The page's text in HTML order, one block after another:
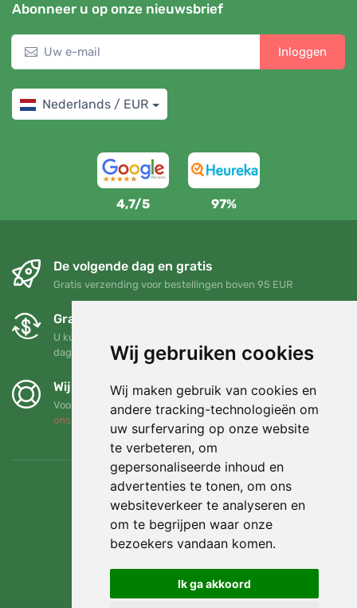
Wij gebruiken cookies
Wij maken gebruik van cookies en
andere tracking-technologieën om
uw surfervaring op onze website
te verbeteren, om
gepersonaliseerde inhoud en
advertenties te tonen, om ons
websiteverkeer te analyseren en
om te begrijpen waar onze
bezoekers vandaan komen.
Ik ga akkoord
Abonneer u op onze nieuwsbrief
Inloggen
Nederlands / EUR
4,7/5 97%
De volgende dag en gratis
Gratis verzending voor bestellingen boven 95 EUR
Gratis ruilen en retourneren
U kunt uw bestelling op elk gewenst moment binnen 90
dagen retourneren of ruilen
Wij steunen Trees.org
Voor elke bestelling planten we een boom! Lees meer Over
ons